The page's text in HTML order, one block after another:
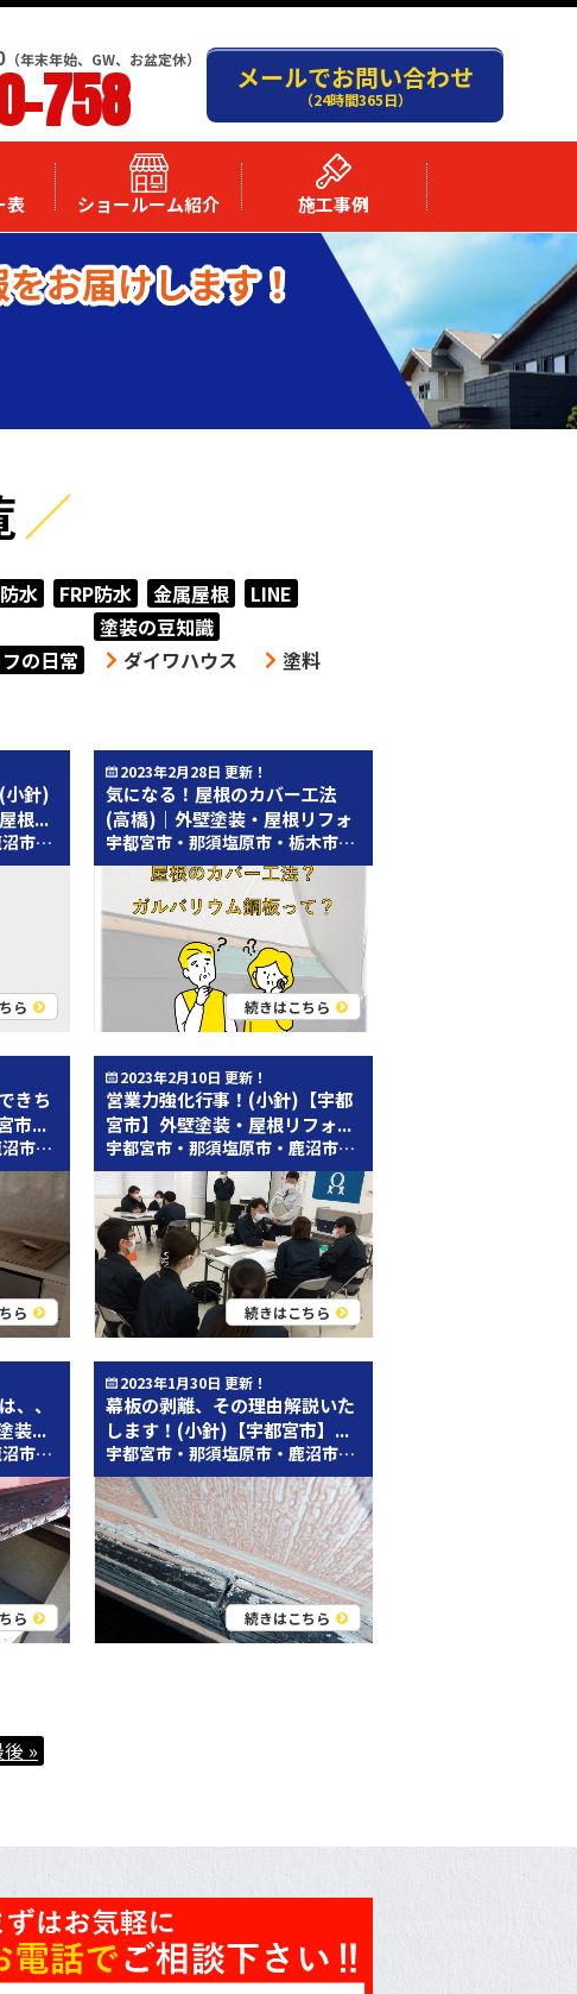
（年末年始、GW、お盆定休）
758 メールでお問い合わせ
（24時間365日）
表 ショールーム紹介 施工事例
お届けします！
水 FRP防水 金属屋根 LINE
の日常
塗装の豆知識
ダイワハウス
塗料
小針)
根...
宇都宮市・那須塩原市・鹿沼市・栃木市の皆様 こんにちは！ 栃木県県宇都宮市・那須塩原市・鹿沼市・栃木市地域密着の屋根・外壁塗装専門店とちのき塗装テック 小針です！ 宇都宮市・那須塩原市・鹿沼市・栃木市で数少ない自社職人在籍の外壁塗装＆屋根塗装専門店だから、高品質の塗装工事を提供できます！ いつもブログをお読みいただき誠にありがとうございます！ 皆さんこんにちわ！ 郡山店の小針です！ 今回は、シーリングの役割について解説していきたいと思います！ シーリングの役割とは、、、 ① 防水性高める 外壁材と外壁材の隙間であったり、窓や玄関ドアの周りなど建物を建てる上で「隙間」が存在します。 そこで隙間をシーリングで埋めることで、その隙間からの雨水の侵入を防ぐことができます。 また、シーリングをするメリットとして防水性を高めるだけではありません！ ② 建物同士のクッションになる 建物には、「壁と窓」や「壁と玄関ドア」といった建材と建材が接する部分が存在してしまいます。 そこで、壁同士や建材同士の接する部分にシーリングを打つことで、 ぶつかり合いを防ぐ、クッションの役割にもなるのです。 Q. なぜ、シーリングのようなクッションの役目が必要なのか、、、 Ａ. 壁に使われる「サイディング」や「コンクリート」は、外の気温や温度の変化によって 膨らんだり、縮んだり、人間の目には見えない揺れなどを引き起こすため、 サイディングへの負担を軽減させるためです！ いかがでしたか？ シーリングは、建物の隙間という小さな隙間を埋めるだけではなく、 雨風や影の負担にならないようにできる重要な役割を担っているのです！ 以上シーリングの役割についてでした！ 次回！シーリングにも寿命は来てしまうのです、、、 シーリングのこのサインが出ていたら注意！ということで劣化症状についてお話します！ お問い合わせはこちら↓↓↓ 無料見積り・無料診断の依頼はこちら 宇都宮市・那須塩原市・鹿沼市・栃木市最大級！ショールームオープン！ ショールーム紹介はこちら 宇都宮市・那須塩原市・鹿沼市・栃木市の外壁塗装＆屋根工事なら、 数少ない自社職人在籍のとちのき塗装テックにお任せください！ 宇都宮市・那須塩原市・鹿沼市・栃木市の施工事例はこちら 宇都宮市・那須塩原市・鹿沼市・栃木市で創業90年、累計施工実績13,500件以上！HPで施工事例を公開中！ お得な塗装メニューはこちら 塗装の適正相場、どんな塗料があるのかをご紹介！ 職人・スタッフ紹介はこちら 無料見積り・無料診断の依頼はこちら
ら
2023年2月28日 更新！
気になる！屋根のカバー工法
(高橋)｜外壁塗装・屋根リフォ
ー...
宇都宮市・那須塩原市・栃木市の皆様 こんにちは！ 栃木県県宇都宮市・那須塩原市・栃木市地域密着の屋根・外壁塗装専門店とちのき塗装テック 宇都宮鶴田店の高橋梨佳子です！ 宇都宮市・那須塩原市・栃木市で数少ない自社職人在籍の外壁塗装＆屋根塗装専門店だから、高品質の塗装工事を提供できます！ いつもブログをお読みいただき誠にありがとうございます！ 塗装以外の屋根のメンテナンス方法と言えば！カバー工法(重ね葺きとも)と葺き替え工法です。 最近ではカバー工法をご希望のお客様が増えています(特に宇都宮市周辺に多い印象です)ので、カバー工法についてご紹介したいと思います。 カバー工法って？ カバー工法は名前の通り、新しい屋根材を既存の屋根材の上からカバー＝重ねる工事です。 似たような工事の方法に葺き替え工法がありますが、こちらは既存の屋根材を新しい屋根材に入れ替える工事です。この際、既存の屋根材を撤去する工程とそれに伴う職人さんの人工、そして廃材の処理が発生します。そのため、費用がカバー工法よりも高くなるのが特徴です。 使用建材 カバー工法で使用される屋根材は多くの場合はガルバリウム鋼板です。薄くそして1㎡あたり5㎏と軽いので、既存の屋根に重ねても問題ありません。また、雨風・紫外線に強く耐久性に優れており製品保証が25年をうたうメーカーも…！ 対象となる屋根 カバー工法が可能なのは スレート瓦(コロニアル) アスファルトシングル 金属屋根(トタン、ガルバリウム) といった厚みの少ない屋根材です。 日本瓦、洋瓦、セメント瓦などは厚みがあるため、上からガルバリウム鋼板をかぶせることが難しいです…。そのため葺き替え工事をおすすめします。 ※工事中の写真はこちらから こんな方はぜひ！ ノンアスベストのスレート瓦のお家 1990年代後半～2004年頃に建てられたお家にお住まいの方、以下の写真のような屋根の傷みはございませんか？この時期のスレート瓦はノンアスベストで傷みやすいものの可能性が高いです。屋根材を強固なものにするためにアスベストが用いられていましたが、この時期は法律が変わりアスベストが使用できなくなり耐久性が落ちてしまっているのです。 破損しやすいため、基本的にこのようなスレート瓦については塗装のご提案はしていません
続きはこちら
きち
市...
宇都宮市・那須塩原市・鹿沼市・栃木市の皆様 こんにちは！ 栃木県県宇都宮市・那須塩原市・鹿沼市・栃木市地域密着の屋根・外壁塗装専門店とちのき塗装テック 小針です！ 宇都宮市・那須塩原市・鹿沼市・栃木市で数少ない自社職人在籍の外壁塗装＆屋根塗装専門店だから、高品質の塗装工事を提供できます！ いつもブログをお読みいただき誠にありがとうございます！ 皆さんこんにちわ！ 郡山店の小針です！ この会社では、屋根や外壁の塗装のみならず、 内装の台所やお風呂といった、水周りのリフォームも行っております！
ら
2023年2月10日 更新！
営業力強化行事！(小針)【宇都
宮市】外壁塗装・屋根リフォ...
宇都宮市・那須塩原市・鹿沼市・栃木市の皆様 こんにちは！ 栃木県県宇都宮市・那須塩原市・鹿沼市・栃木市地域密着の屋根・外壁塗装専門店とちのき塗装テック 小針です！ 宇都宮市・那須塩原市・鹿沼市・栃木市で数少ない自社職人在籍の外壁塗装＆屋根塗装専門店だから、高品質の塗装工事を提供できます！ いつもブログをお読みいただき誠にありがとうございます！ 皆さんこんにちわ！ 郡山店の小針です！ 今回は、社内にて年に一度、、の恒例行事！ 各支店の新人営業を本社へ集めて、ロープレ大会と呼ばれる、 営業力を強化するための大会がありました！ 課題として、10分以内に会社説明とお見積りの説明、と題され 大会当日には上司や先輩社員がお客様役で大会が行われました！ その様子がこちら！
続きはこちら
、、
装...
宇都宮市・那須塩原市・鹿沼市・栃木市の皆様 こんにちは！ 栃木県県宇都宮市・那須塩原市・鹿沼市・栃木市地域密着の屋根・外壁塗装専門店とちのき塗装テック 小針です！ 宇都宮市・那須塩原市・鹿沼市・栃木市で数少ない自社職人在籍の外壁塗装＆屋根塗装専門店だから、高品質の塗装工事を提供できます！ いつもブログをお読みいただき誠にありがとうございます！ こんにちわ！ 郡山店の小針です！ 皆さん！ 前回に引き続き、綺麗を保つためにやるべきこと、 2つをお教えいたします！ 幕板はどうしても劣化しやすい部分です。 それを少しでも！抑える方法があります！ ※あくまできれいに保つために出来ることです。 ぜひこれから塗装を考えている方は要チェックです！ 幕板の塗装や交換をするときは、 1．帯板の上の部分に「三角コーキング」または帯上コーキングと呼ばれる方法があります。 この方法は、前回のブログでも話したように 劣化の原因でもある外壁の上に張り付けてあるという構造上、幕板の上に水分が溜まりやすいです。 このことから コーキングというゴム状の防水材を幕板の上の部分に打つことによって、 壁を伝ってくる水が、幕板の上にたまるのを防ぐための方法です！ 2．定期的なafter点検も行いましょう。 幕板は、塗装やお手入れを行った後から、約3～5年おきに、施工業者の人に点検して萌う必要があります。 なぜならば、普段見ることができない高いところにあるためです。 先ほど話したコーキングの方法がありますが、 永久に保つものではありません。 定期的にチェックを行うことで劣化を早期発見することができ、 雨漏りが侵入する前にいち早く防ぐことができます。 最近塗装をした方は、特に塗装をしてもらったからと言って、油断は禁物です。 長いお付き合いができる業者さんへ頼み、 きれいを保つために定期的なメンテナンスをおすすめいたします。 お問い合わせはこちら↓↓↓ 無料見積り・無料診断の依頼はこちら 宇都宮市・那須塩原市・鹿沼市・栃木市最大級！ショールームオープン！ ショールーム紹介はこちら 宇都宮市・那須塩原市・鹿沼市・栃木市の外壁塗装＆屋根工事なら、 数少ない自社職人在籍のとちのき塗装テックにお任せください！ 宇都宮市・那須塩原市・鹿沼市・栃木市の施工事例はこちら 宇都宮市・那須塩原市・鹿沼市・栃木市で創業90年、累計施工実績13,500件以上！HPで施工事例を公開中！ お得な塗装メニューはこちら 塗装の適正相場、どんな塗料があるのかをご紹介！ 職人・スタッフ紹介はこちら 無料見積り・無料診断の依頼はこちら
ら
2023年1月30日 更新！
幕板の剥離、その理由解説いた
します！(小針)【宇都宮市】...
宇都宮市・那須塩原市・鹿沼市・栃木市の皆様 こんにちは！ 栃木県県宇都宮市・那須塩原市・鹿沼市・栃木市地域密着の屋根・外壁塗装専門店とちのき塗装テック 小針です！ 宇都宮市・那須塩原市・鹿沼市・栃木市で数少ない自社職人在籍の外壁塗装＆屋根塗装専門店だから、高品質の塗装工事を提供できます！ いつもブログをお読みいただき誠にありがとうございます！ こんにちわ！ 郡山店の小針です！ 皆さん！幕板はご存じですか？ 今回は幕板について解説させていただきます！ 幕板とは、 お家の1階部分と2階部分の間や瓦屋根の溝の部分の境目部分にある、横長い板状のものです。 こちらの幕板は、内装にもあり、 吊り戸棚や天井の隙間、テーブルの板のアクセントといった、 インテリアにも使用されることがあります！ そんなお洒落にするためについている幕板ですが、 外壁と別な素材で上から張り付けているため、壁より早めに劣化してしまう部分でもあります。 下の写真をご覧ください⇊ こちらの写真は、幕板が剥離という劣化症状を引き起こしています。 原因としては、、、 外壁の上に張り付いているだけですので、構造上水分がたまりやすい場所であるため、 幕板事態に水が降れている時間が長くなり、素材に湿気を帯びてもろくなってしまうからです。 さらに！ 幕板の中に入った水分が乾いて蒸発しようとするため、 表面から出ていく際に塗膜を弱らせ、 最終的に膨れや剥がれが引き起こされる可能性が高まるのです。 次回！ 綺麗を保つためにやるべきこと！ お問い合わせはこちら↓↓↓ 無料見積り・無料診断の依頼はこちら 宇都宮市・那須塩原市・鹿沼市・栃木市最大級！ショールームオープン！ ショールーム紹介はこちら 宇都宮市・那須塩原市・鹿沼市・栃木市の外壁塗装＆屋根工事なら、 数少ない自社職人在籍のとちのき塗装テックにお任せください！ 宇都宮市・那須塩原市・鹿沼市・栃木市の施工事例はこちら 宇都宮市・那須塩原市・鹿沼市・栃木市で創業90年、累計施工実績13,500件以上！HPで施工事例を公開中！ お得な塗装メニューはこちら 塗装の適正相場、どんな塗料があるのかをご紹介！ 職人・スタッフ紹介はこちら 無料見積り・無料診断の依頼はこちら
続きはこちら
»